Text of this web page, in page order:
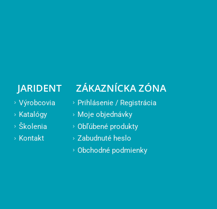
JARIDENT
Výrobcovia
Katalógy
Školenia
Kontakt
ZÁKAZNÍCKA ZÓNA
Prihlásenie / Registrácia
Moje objednávky
Obľúbené produkty
Zabudnuté heslo
Obchodné podmienky